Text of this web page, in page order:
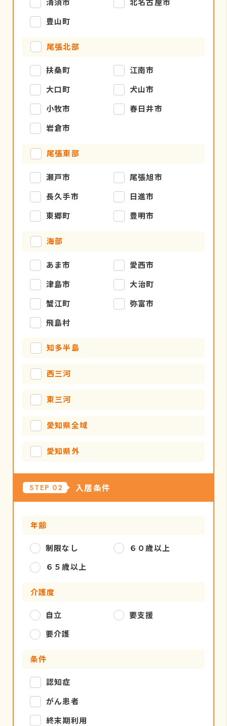
豊山町
尾張北部
扶桑町
江南市
大口町
犬山市
小牧市
春日井市
岩倉市
尾張東部
瀬戸市
尾張旭市
長久手市
日進市
東郷町
豊明市
海部
あま市
愛西市
津島市
大治町
蟹江町
弥富市
飛島村
知多半島
西三河
東三河
愛知県全域
愛知県外
STEP 02 入居条件
年齢
制限なし
６０歳以上
６５歳以上
介護度
自立
要支援
要介護
条件
認知症
がん患者
終末期利用